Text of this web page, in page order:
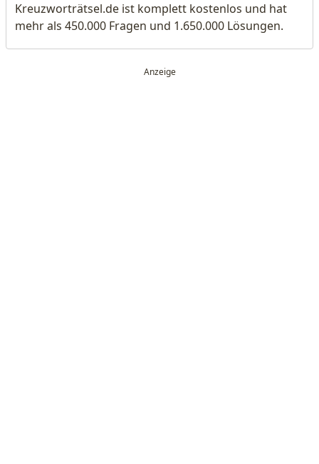
Kreuzworträtsel.de ist komplett kostenlos und hat
mehr als 450.000 Fragen und 1.650.000 Lösungen.